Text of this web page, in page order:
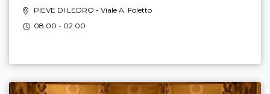
PIEVE DI LEDRO - Viale A. Foletto
08:00 - 02:00